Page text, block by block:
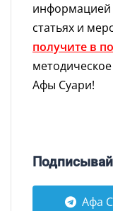
статьях и
получите в
Афы Суари!
Афа